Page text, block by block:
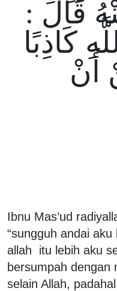
قَالَ :
كَاذِبًا
أَنْ
Ibnu Mas’ud
“sungguh andai
allah itu lebih aku
bersumpah dengan
selain Allah,